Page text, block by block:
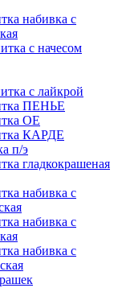
набивка с
с начесом
с лайкрой
ПЕНЬЕ
ОЕ
КАРДЕ
п/э
гладкокрашеная
набивка с
набивка с
набивка с